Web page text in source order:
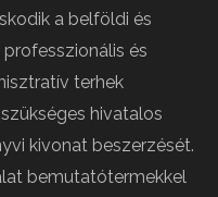
a belföldi és
és
terhek
hivatalos
kivonat beszerzését.
bemutatótermekkel